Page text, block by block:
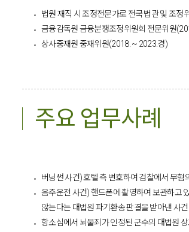
법원 재직 시 조정전문가로 전국 법관 및 조정
금융감독원 금융분쟁조정위원회 전문위원
상사중재원 중재위원(2018. ~ 2023.경)
주요 업무사례
버닝썬 사건) 호텔 측 변호하여 검찰에서 무혐
음주운전 사건) 핸드폰에 촬영하여 보관하고
않는다는 대법원 파기환송 판결을 받아낸 사건
항소심에서 뇌물죄가 인정된 군수의 대법원